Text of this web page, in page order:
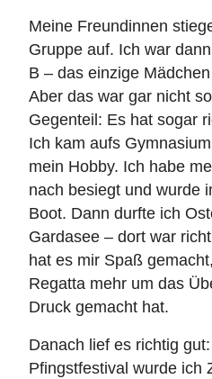
Meine Freundinnen
Gruppe auf. Ich war
B – das einzige
Aber das war gar nicht
Gegenteil: Es hat sogar
Ich kam aufs
mein Hobby. Ich habe
nach besiegt und wurde
Boot. Dann durfte ich
Gardasee – dort war
hat es mir Spaß
Regatta mehr um das
Druck gemacht hat.
Danach lief es richtig
Pfingstfestival wurde ich